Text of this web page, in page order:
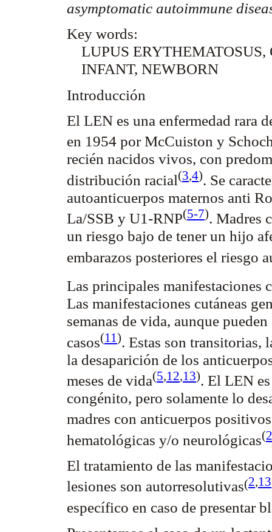
asymptomatic autoimmune
Key words:
LUPUS ERYTHEMATOSUS,
INFANT, NEWBORN
Introducción
El LEN es una enfermedad rara
en 1954 porMcCuiston y
recién nacidos vivos, con
distribución racial(3,4). Se
autoanticuerpos maternos anti
La/SSB y U1-RNP(5-7). Madres
un riesgo bajo de tener un hijo
embarazos posteriores el riesgo
Las principales manifestaciones
Las manifestaciones cutáneas
semanas de vida, aunque
casos(11). Estas son transitorias,
la desaparición de los
meses de vida(5,12,13). El LEN
congénito, pero solamente lo
madres con anticuerpos positivos
hematológicas y/o neurológicas(2
El tratamiento de las
lesiones son autorresolutivas(2,13
específico en caso de presentar